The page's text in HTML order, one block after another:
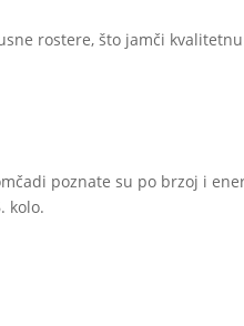
rostere, što jamči
poznate su po brzoj i
kolo.